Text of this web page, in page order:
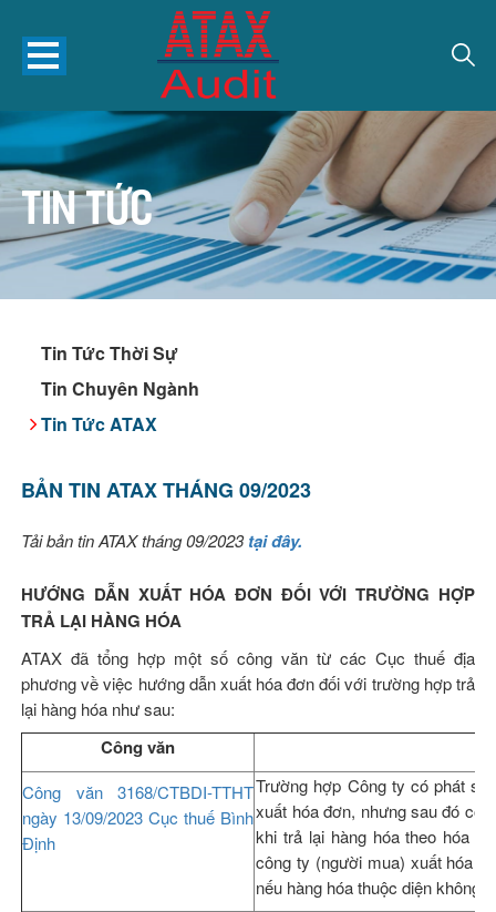
Tin tức
Tin Tức Thời Sự
Tin Chuyên Ngành
Tin Tức ATAX
BẢN TIN ATAX THÁNG 09/2023
Tải bản tin ATAX tháng 09/2023tại đây.
HƯỚNG DẪN XUẤT HÓA ĐƠN ĐỐI VỚI TRƯỜNG HỢP
TRẢ LẠI HÀNG HÓA
ATAX đã tổng hợp một số công văn từ các Cục thuế địa
phương về việc hướng dẫn xuất hóa đơn đối với trường hợp trả
lại hàng hóa như sau:
Công văn
Công văn 3168/CTBDI-TTHT
ngày 13/09/2023 Cục thuế Bình
Định
Trường hợp Công ty có phát
xuất hóa đơn, nhưng sau đó
khi trả lại hàng hóa theo hóa
công ty (người mua) xuất hóa
nếu hàng hóa thuộc diện không